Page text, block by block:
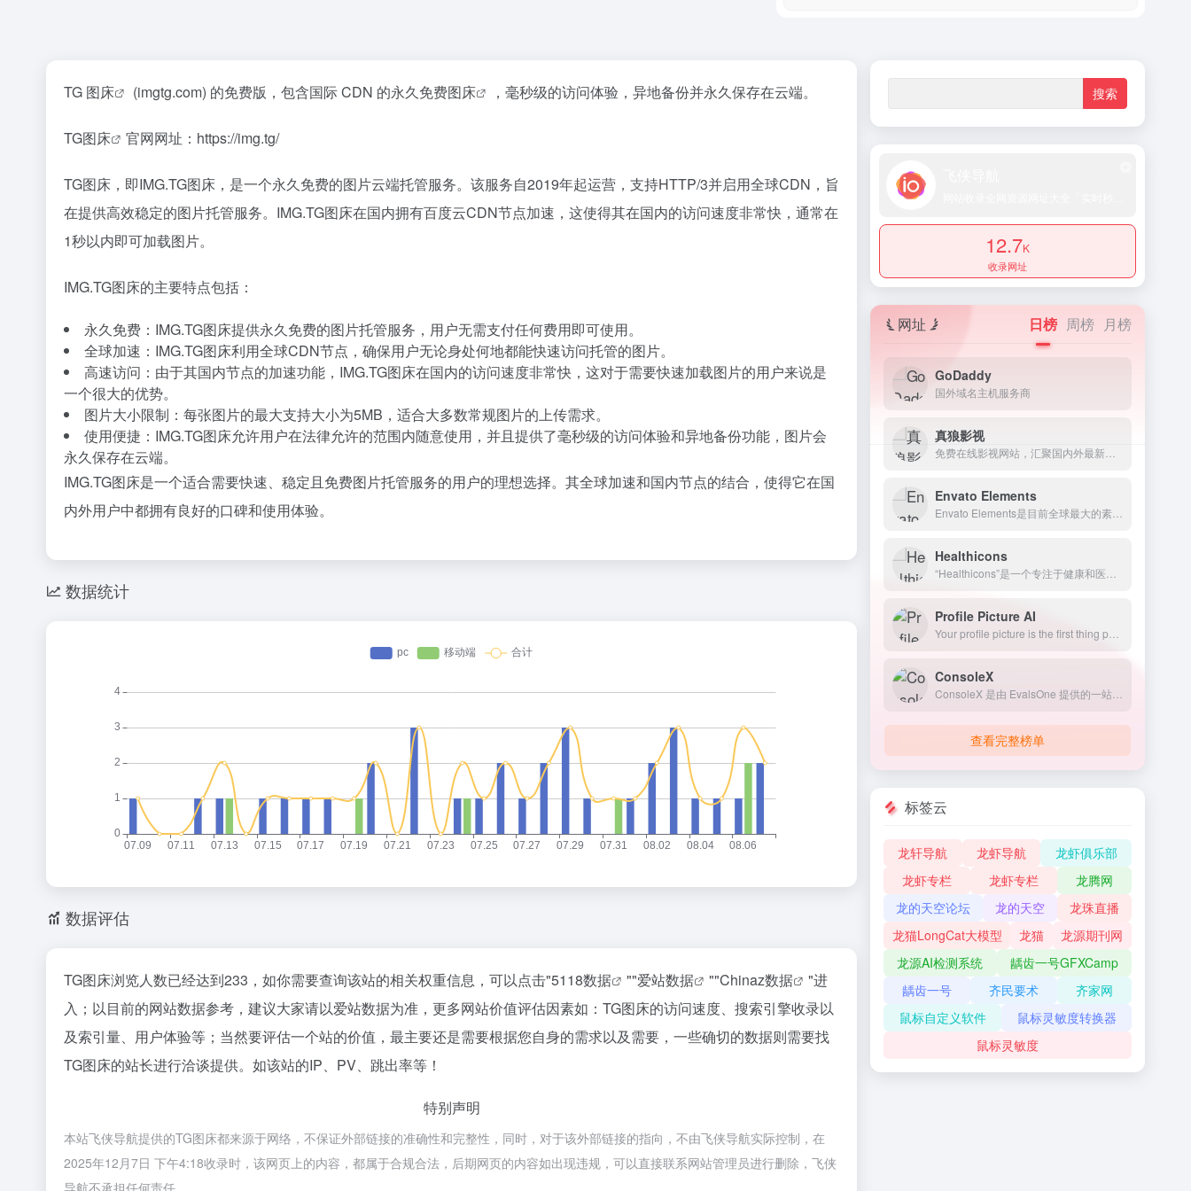
TG 图床 (imgtg.com) 的免费版，包含国际 CDN 的永久免费图床 ，毫秒级的访问体验，异地备份并永久保存在云端。
TG图床 官网网址：https://img.tg/
TG图床，即IMG.TG图床，是一个永久免费的图片云端托管服务。该服务自2019年起运营，支持HTTP/3并启用全球CDN，旨
在提供高效稳定的图片托管服务。IMG.TG图床在国内拥有百度云CDN节点加速，这使得其在国内的访问速度非常快，通常在
1秒以内即可加载图片。
IMG.TG图床的主要特点包括：
永久免费：IMG.TG图床提供永久免费的图片托管服务，用户无需支付任何费用即可使用。
全球加速：IMG.TG图床利用全球CDN节点，确保用户无论身处何地都能快速访问托管的图片。
高速访问：由于其国内节点的加速功能，IMG.TG图床在国内的访问速度非常快，这对于需要快速加载图片的用户来说是
一个很大的优势。
图片大小限制：每张图片的最大支持大小为5MB，适合大多数常规图片的上传需求。
使用便捷：IMG.TG图床允许用户在法律允许的范围内随意使用，并且提供了毫秒级的访问体验和异地备份功能，图片会
永久保存在云端。
IMG.TG图床是一个适合需要快速、稳定且免费图片托管服务的用户的理想选择。其全球加速和国内节点的结合，使得它在国
内外用户中都拥有良好的口碑和使用体验。
数据统计
数据评估
TG图床浏览人数已经达到233，如你需要查询该站的相关权重信息，可以点击"5118数据 ""爱站数据 ""Chinaz数据
"进
入；以目前的网站数据参考，建议大家请以爱站数据为准，更多网站价值评估因素如：TG图床的访问速度、搜索引擎收录以
及索引量、用户体验等；当然要评估一个站的价值，最主要还是需要根据您自身的需求以及需要，一些确切的数据则需要找
TG图床的站长进行洽谈提供。如该站的IP、PV、跳出率等！
特别声明
本站飞侠导航提供的TG图床都来源于网络，不保证外部链接的准确性和完整性，同时，对于该外部链接的指向，不由飞侠导航实际控制，在
2025年12月7日 下午4:18收录时，该网页上的内容，都属于合规合法，后期网页的内容如出现违规，可以直接联系网站管理员进行删除，飞侠
导航不承担任何责任。
12.7K
收录网址
网址 日榜 周榜 月榜
GoDaddy
国外域名主机服务商
真狼影视
Envato Elements
Healthicons
Profile Picture AI
ConsoleX
查看完整榜单
标签云
龙轩导航 龙虾导航
龙虾俱乐部
龙虾专栏
龙虾专栏
龙腾网
龙的天空论坛
龙的天空
龙珠直播
龙猫LongCat大模型
龙猫
龙源期刊网
龙源AI检测系统
龋齿一号GFXCamp
龋齿一号
齐民要术
齐家网
鼠标自定义软件
鼠标灵敏度转换器
鼠标灵敏度